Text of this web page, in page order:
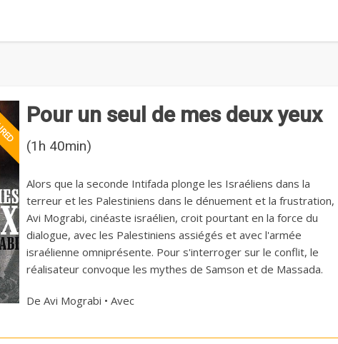
Pour un seul de mes deux yeux
(1h 40min)
Alors que la seconde Intifada plonge les Israéliens dans la
terreur et les Palestiniens dans le dénuement et la frustration,
Avi Mograbi, cinéaste israélien, croit pourtant en la force du
dialogue, avec les Palestiniens assiégés et avec l'armée
israélienne omniprésente. Pour s'interroger sur le conflit, le
réalisateur convoque les mythes de Samson et de Massada.
De Avi Mograbi • Avec